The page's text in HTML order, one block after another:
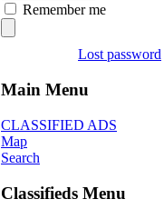
Remember me
Lost password
Main Menu
CLASSIFIED ADS
Map
Search
Classifieds Menu